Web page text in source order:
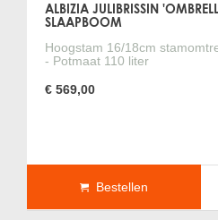
ALBIZIA JULIBRISSIN
SLAAPBOOM
Hoogstam 16/18cm
- Potmaat 110 liter
€ 569,00
Bestellen